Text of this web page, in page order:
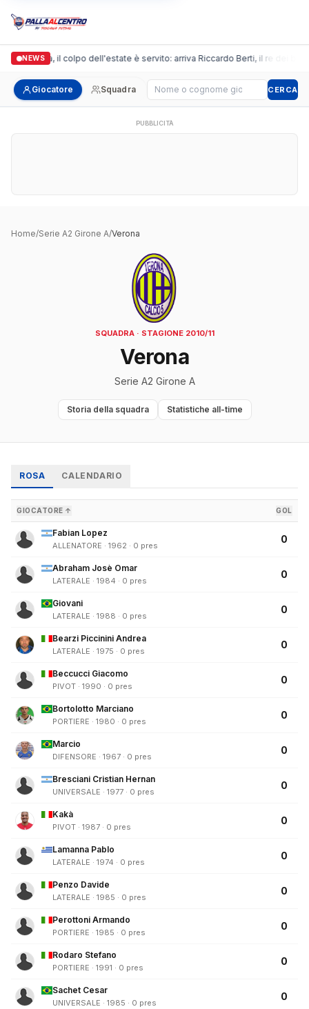
NEWS
Arpi Nova, il colpo dell'estate è servito: arriva Riccardo Berti, il re dei
Giocatore Squadra Cerca giocatore CERCA
PUBBLICITÀ
Home/Serie A2 Girone A/Verona
SQUADRA · STAGIONE 2010/11
Verona
Serie A2 Girone A
Storia della squadra Statistiche all-time
ROSA CALENDARIO
GIOCATORE ↑ GOL
Fabian Lopez
ALLENATORE · 1962 · 0 pres
0
Abraham Josè Omar
LATERALE · 1984 · 0 pres
0
Giovani
LATERALE · 1988 · 0 pres
0
Bearzi Piccinini Andrea
LATERALE · 1975 · 0 pres
0
Beccucci Giacomo
PIVOT · 1990 · 0 pres
0
Bortolotto Marciano
PORTIERE · 1980 · 0 pres
0
Marcio
DIFENSORE · 1967 · 0 pres
0
Bresciani Cristian Hernan
UNIVERSALE · 1977 · 0 pres
0
Kakà
PIVOT · 1987 · 0 pres
0
Lamanna Pablo
LATERALE · 1974 · 0 pres
0
Penzo Davide
LATERALE · 1985 · 0 pres
0
Perottoni Armando
PORTIERE · 1985 · 0 pres
0
Rodaro Stefano
PORTIERE · 1991 · 0 pres
0
Sachet Cesar
UNIVERSALE · 1985 · 0 pres
0